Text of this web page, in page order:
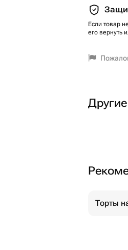
Если товар
его вернуть
Торты